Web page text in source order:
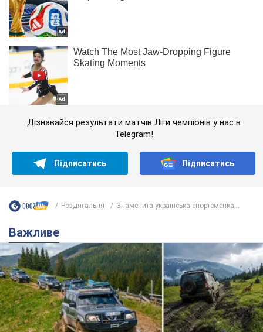
Дізнавайся результати матчів Ліги чемпіонів у нас в
Telegram!
Підписатись Підписатись
Роздягальня Знаменита українська спортсменка...
Важливе